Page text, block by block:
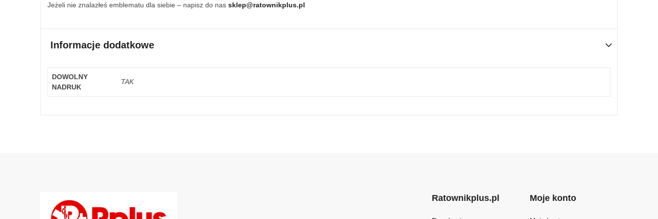
Jeżeli nie znalazłeś emblematu dla siebie – napisz do nas sklep@ratownikplus.pl
Informacje dodatkowe
DOWOLNY
NADRUK
TAK
Ratownikplus.pl Moje konto